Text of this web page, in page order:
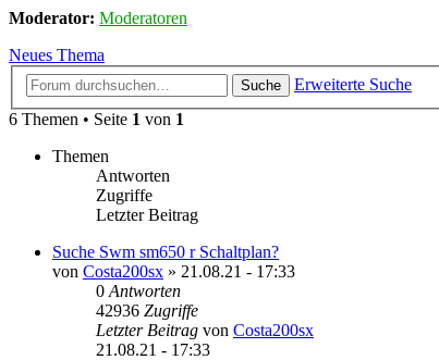
Moderator: Moderatoren
Neues Thema
Suche
Erweiterte Suche
6 Themen • Seite 1 von 1
Themen
Antworten
Zugriffe
Letzter Beitrag
Suche Swm sm650 r Schaltplan?
von Costa200sx » 21.08.21 - 17:33
0 Antworten
42936 Zugriffe
Letzter Beitrag von Costa200sx
21.08.21 - 17:33